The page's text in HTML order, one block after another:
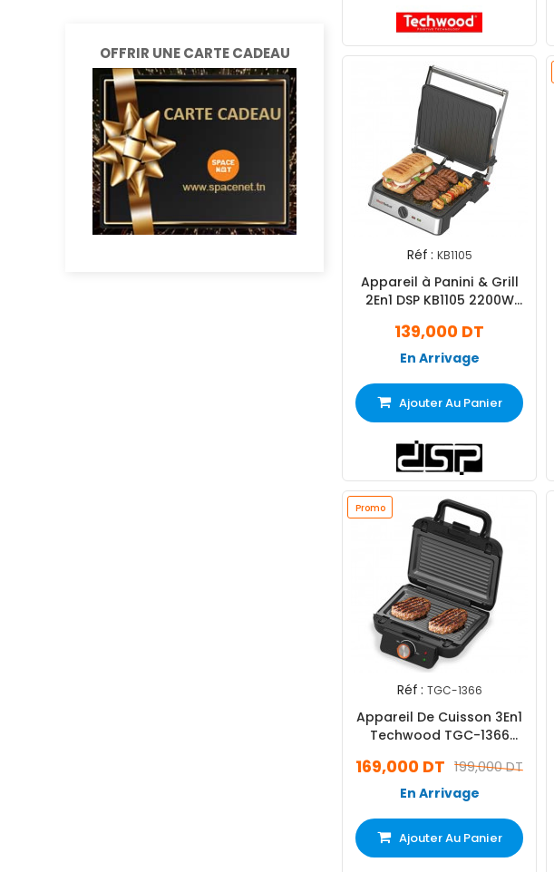
OFFRIR UNE CARTE CADEAU
Réf : KB1105
Appareil à Panini & Grill
2En1 DSP KB1105 2200W
139,000 DT
En Arrivage
Ajouter Au Panier
Promo
Réf : TGC-1366
Appareil De Cuisson 3En1
Techwood TGC-1366
199,000 DT
169,000 DT
En Arrivage
Ajouter Au Panier